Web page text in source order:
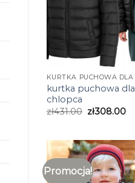
kurtka puchowa dla
chlopca
zł431.00 zł308.00
Promocja!